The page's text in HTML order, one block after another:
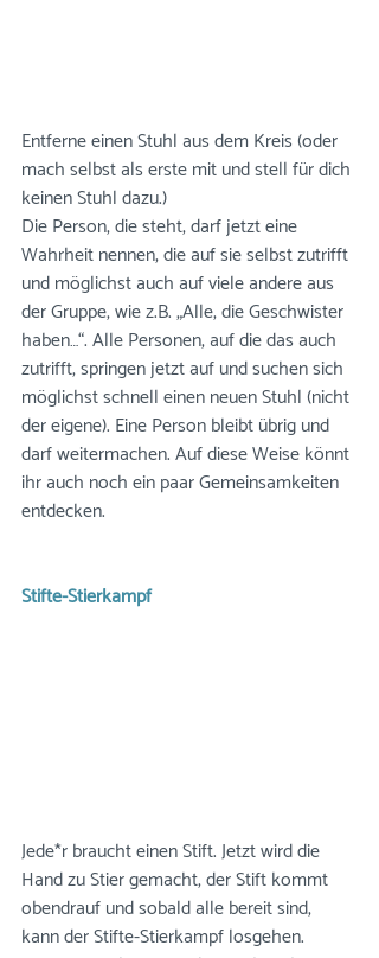
Entferne einen Stuhl aus dem Kreis (oder
mach selbst als erste mit und stell für dich
keinen Stuhl dazu.)
Die Person, die steht, darf jetzt eine
Wahrheit nennen, die auf sie selbst zutrifft
und möglichst auch auf viele andere aus
der Gruppe, wie z.B. „Alle, die Geschwister
haben…“. Alle Personen, auf die das auch
zutrifft, springen jetzt auf und suchen sich
möglichst schnell einen neuen Stuhl (nicht
der eigene). Eine Person bleibt übrig und
darf weitermachen. Auf diese Weise könnt
ihr auch noch ein paar Gemeinsamkeiten
entdecken.
Stifte-Stierkampf
Jede*r braucht einen Stift. Jetzt wird die
Hand zu Stier gemacht, der Stift kommt
obendrauf und sobald alle bereit sind,
kann der Stifte-Stierkampf losgehen.